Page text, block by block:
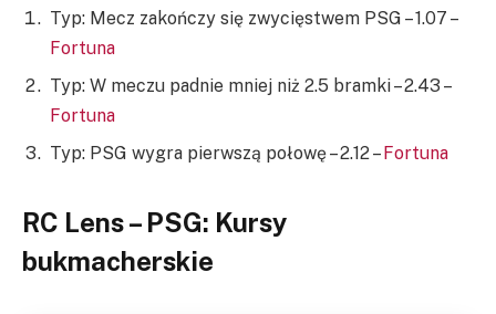
Typ: Mecz zakończy się zwycięstwem PSG – 1.07 –
Fortuna
Typ: W meczu padnie mniej niż 2.5 bramki – 2.43 –
Fortuna
Typ: PSG wygra pierwszą połowę – 2.12 –Fortuna
RC Lens – PSG: Kursy
bukmacherskie